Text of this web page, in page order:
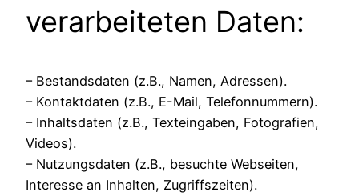
verarbeiteten Daten:
– Bestandsdaten (z.B., Namen, Adressen).
– Kontaktdaten (z.B., E-Mail, Telefonnummern).
– Inhaltsdaten (z.B., Texteingaben, Fotografien,
Videos).
– Nutzungsdaten (z.B., besuchte Webseiten,
Interesse an Inhalten, Zugriffszeiten).